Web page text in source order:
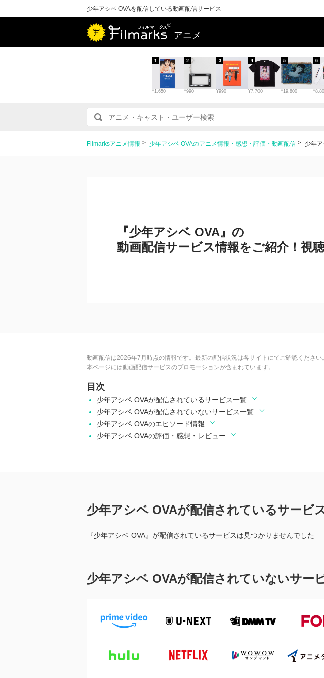
少年アシベ OVAを配信している動画配信サービス
アニメ
¥1,650
1
¥990
2
¥990
3
¥7,700
4
¥19,800
5 6
Filmarksアニメ情報 少年アシベ OVAのアニメ情報・感想・評価・動画配信 少年
『少年アシベ OVA』の
動画配信サービス情報をご紹介！視
動画配信は2026年7月時点の情報です。最新の配信状況は各サイトにてご確認ください。
本ページには動画配信サービスのプロモーションが含まれています。
目次
少年アシベ OVAが配信されているサービス一覧
少年アシベ OVAが配信されていないサービス一覧
少年アシベ OVAのエピソード情報
少年アシベ OVAの評価・感想・レビュー
少年アシベ OVAが配信されているサービ
『少年アシベ OVA』が配信されているサービスは見つかりませんでした
少年アシベ OVAが配信されていないサー